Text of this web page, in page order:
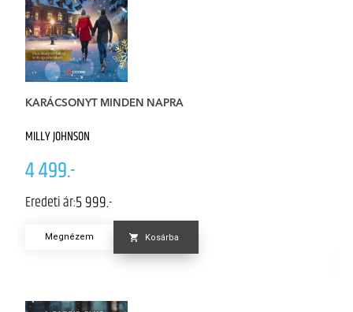
KARÁCSONYT MINDEN NAPRA
MILLY JOHNSON
4 499.-
Eredeti ár:5 999.-
Megnézem Kosárba